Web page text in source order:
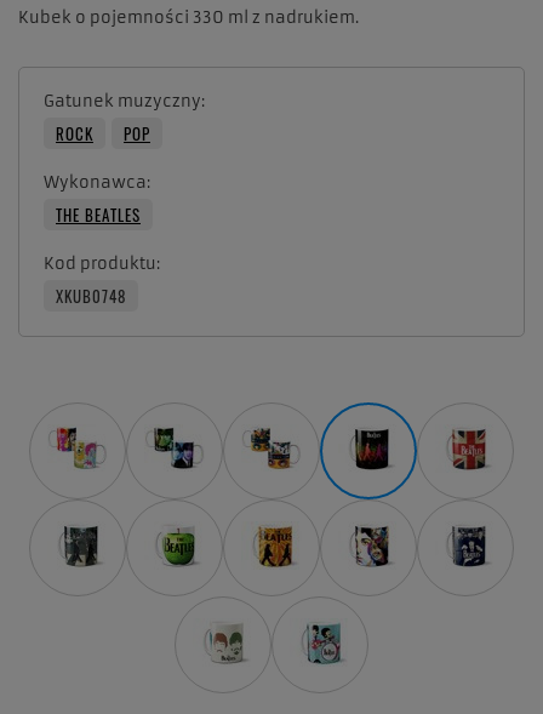
Kubek o pojemności 330 ml z nadrukiem.
Gatunek muzyczny
ROCK POP
Wykonawca
THE BEATLES
Kod produktu
XKUB0748